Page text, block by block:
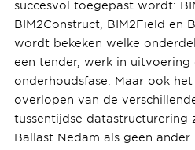
succesvol toegepast wordt:
BIM2Construct, BIM2Field en
wordt bekeken welke
een tender, werk in uitvoering
onderhoudsfase. Maar ook
overlopen van de
tussentijdse datastructurering
Ballast Nedam als geen ander